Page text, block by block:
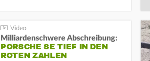
Milliardenschwere Abschreibung:
PORSCHE SE TIEF IN DEN
ROTEN ZAHLEN